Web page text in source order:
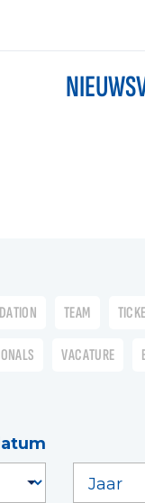
NIEUWS
TEAM
VACATURE